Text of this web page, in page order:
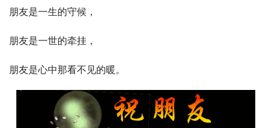
朋友是一生的守候，
朋友是一世的牵挂，
朋友是心中那看不见的暖。